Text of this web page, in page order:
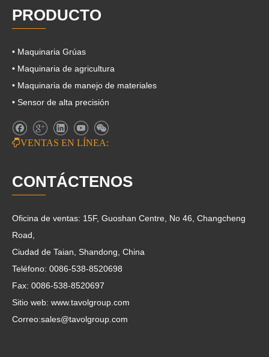
PRODUCTO
• Maquinaria Grúas
• Maquinaria de agricultura
• Maquinaria de manejo de materiales
• Sensor de alta precisión
VENTAS EN LÍNEA:
CONTÁCTENOS
Oficina de ventas: 15F, Guoshan Centre, No 46, Changcheng
Road,
Ciudad de Taian, Shandong, China
Teléfono: 0086-538-8520698
Fax: 0086-538-8520697
Sitio web: www.tavolgroup.com
Correo:sales@tavolgroup.com